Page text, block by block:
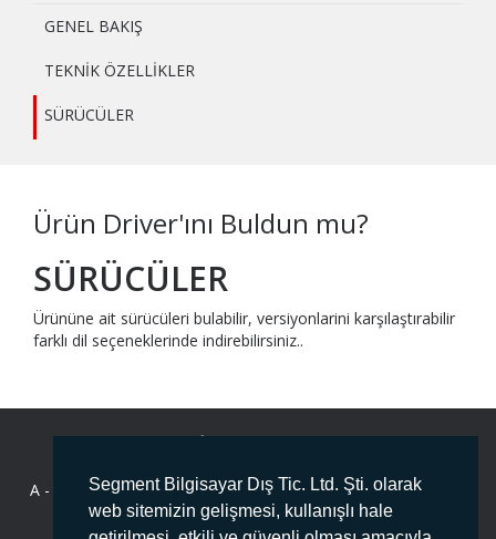
Segment Bilgisayar Dış Tic. Ltd. Şti. olarak
web sitemizin gelişmesi, kullanışlı hale
GENEL BAKIŞ
TEKNİK ÖZELLİKLER
SÜRÜCÜLER
Ürün Driver'ını Buldun mu?
SÜRÜCÜLER
Ürününe ait sürücüleri bulabilir, versiyonlarini karşılaştırabilir
farklı dil seçeneklerinde indirebilirsiniz..
A -
Deliklikaya Mahallesi Fersah Caddesi No:136 İç Kapı No :1
ARNAVUTKÖY/İSTANBUL PK:34555